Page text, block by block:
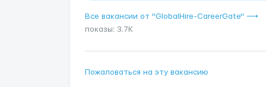
Все вакансии от "GlobalHire-CareerGate" ⟶
показы: 3.7K
Пожаловаться на эту вакансию